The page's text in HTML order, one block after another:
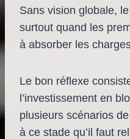
Sans vision globale,
surtout quand les
à absorber les
Le bon réflexe
l’investissement en
plusieurs scénarios
à ce stade qu’il faut